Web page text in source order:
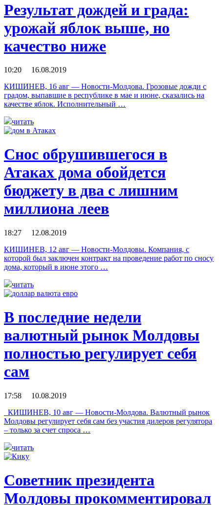
Результат дождей и града:
урожай яблок выше, но
качество ниже
10:20 16.08.2019
КИШИНЕВ, 16 авг — Новости-Молдова. Грозовые дожди с
градом, выпавшие в республике в мае и июне, сказались на
качестве яблок. Исполнительный …
читать
Снос обрушившегося в
Атаках дома обойдется
бюджету в два с лишним
миллиона леев
18:27 12.08.2019
КИШИНЕВ, 12 авг — Новости-Молдовы. Компания, с
которой был заключен контракт на проведение работ по сносу
дома, который в июне этого …
читать
В последние недели
валютный рынок Молдовы
полностью регулирует себя
сам
17:58 10.08.2019
КИШИНЕВ, 10 авг — Новости-Молдова. Валютный рынок
Молдовы регулирует себя сам без участия дилеров регулятора
– только за счет спроса …
читать
Советник президента
Молдовы прокомментировал